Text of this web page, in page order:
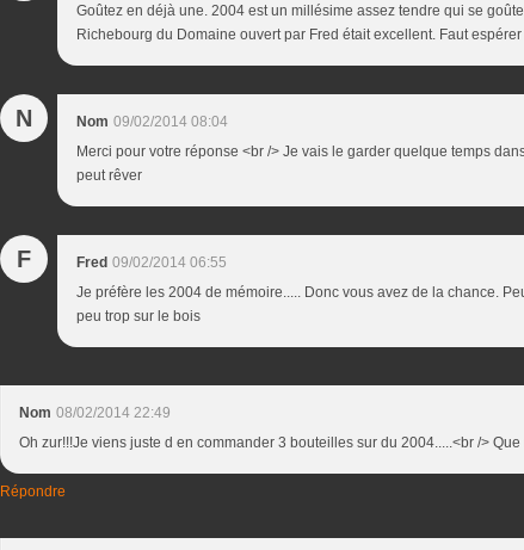
Goûtez en déjà une. 2004 est un millésime assez tendre qui se
Richebourg du Domaine ouvert par Fred était excellent. Faut
N Nom 09/02/2014 08:04
Merci pour votre réponse <br /> Je vais le garder quelque temps
peut rêver
F Fred 09/02/2014 06:55
Je préfère les 2004 de mémoire..... Donc vous avez de la chance.
peu trop sur le bois
Nom 08/02/2014 22:49
Oh zur!!!Je viens juste d en commander 3 bouteilles sur du 2004.....<br />
Répondre